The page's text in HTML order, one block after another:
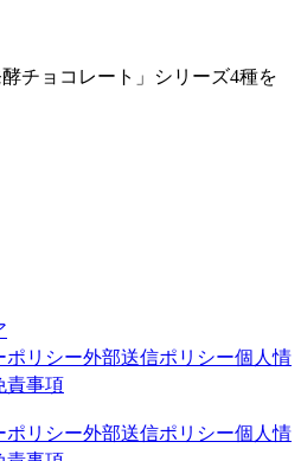
チョコレート」シリーズ4種を
ポリシー外部送信ポリシー個人情
責事項
ポリシー外部送信ポリシー個人情